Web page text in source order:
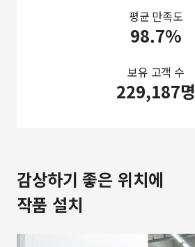
평균 만족도
98.7%
보유 고객 수
229,187명
감상하기 좋은 위치에
작품 설치